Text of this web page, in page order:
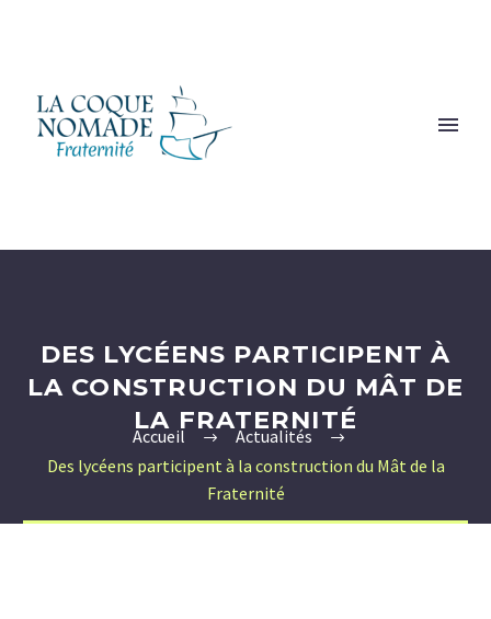
DES LYCÉENS PARTICIPENT À
LA CONSTRUCTION DU MÂT DE
LA FRATERNITÉ
Accueil
Actualités
Des lycéens participent à la construction du Mât de la
Fraternité